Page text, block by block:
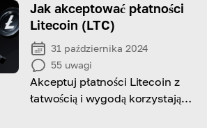
Jak akceptować płatności
Litecoin (LTC)
31 października 2024
55 uwagi
Akceptuj płatności Litecoin z
łatwością i wygodą korzystając z